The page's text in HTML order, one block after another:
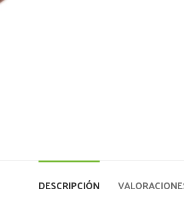
DESCRIPCIÓN